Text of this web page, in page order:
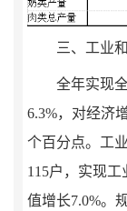
三、工业
全年实现
6.3%，对经济
个百分点。工
115户，实现工
值增长7.0%。